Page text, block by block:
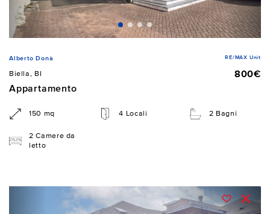
Alberto Donà RE/MAX Unit
Biella, BI
800€
Appartamento
150 mq 4 Locali 2 Bagni
2 Camere da
letto